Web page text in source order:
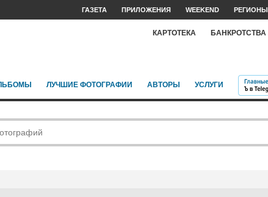
ГАЗЕТА ПРИЛОЖЕНИЯ WEEKEND РЕГИОНЫ
КАРТОТЕКА БАНКРОТСТВА
ЛУЧШИЕ ФОТОГРАФИИ АВТОРЫ УСЛУГИ